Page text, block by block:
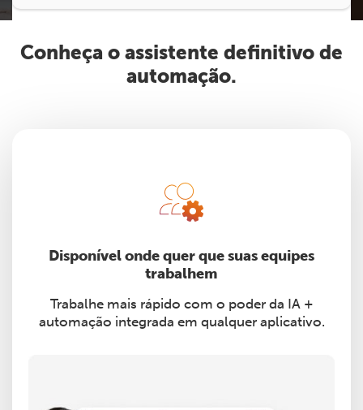
Conheça o assistente definitivo de
automação.
Disponível onde quer que suas equipes
trabalhem
Trabalhe mais rápido com o poder da IA +
automação integrada em qualquer aplicativo.